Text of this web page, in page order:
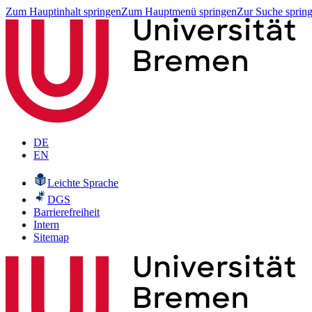
Zum Hauptinhalt springenZum Hauptmenü springenZur Suche
DE
EN
Leichte Sprache
DGS
Barrierefreiheit
Intern
Sitemap